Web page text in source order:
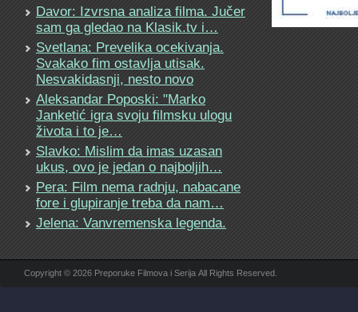
Davor: Izvrsna analiza filma. Jučer
sam ga gledao na Klasik.tv i…
Svetlana: Prevelika ocekivanja.
Svakako fim ostavlja utisak.
Nesvakidasnji, nesto novo
Aleksandar Poposki: "Marko
Janketić igra svoju filmsku ulogu
života i to je…
Slavko: Mislim da imas uzasan
ukus, ovo je jedan o najboljih…
Pera: Film nema radnju, nabacane
fore i glupiranje treba da nam…
Jelena: Vanvremenska legenda.
Copyright © 2026 Preporuke Filmova i Serija All Rights Reserved.